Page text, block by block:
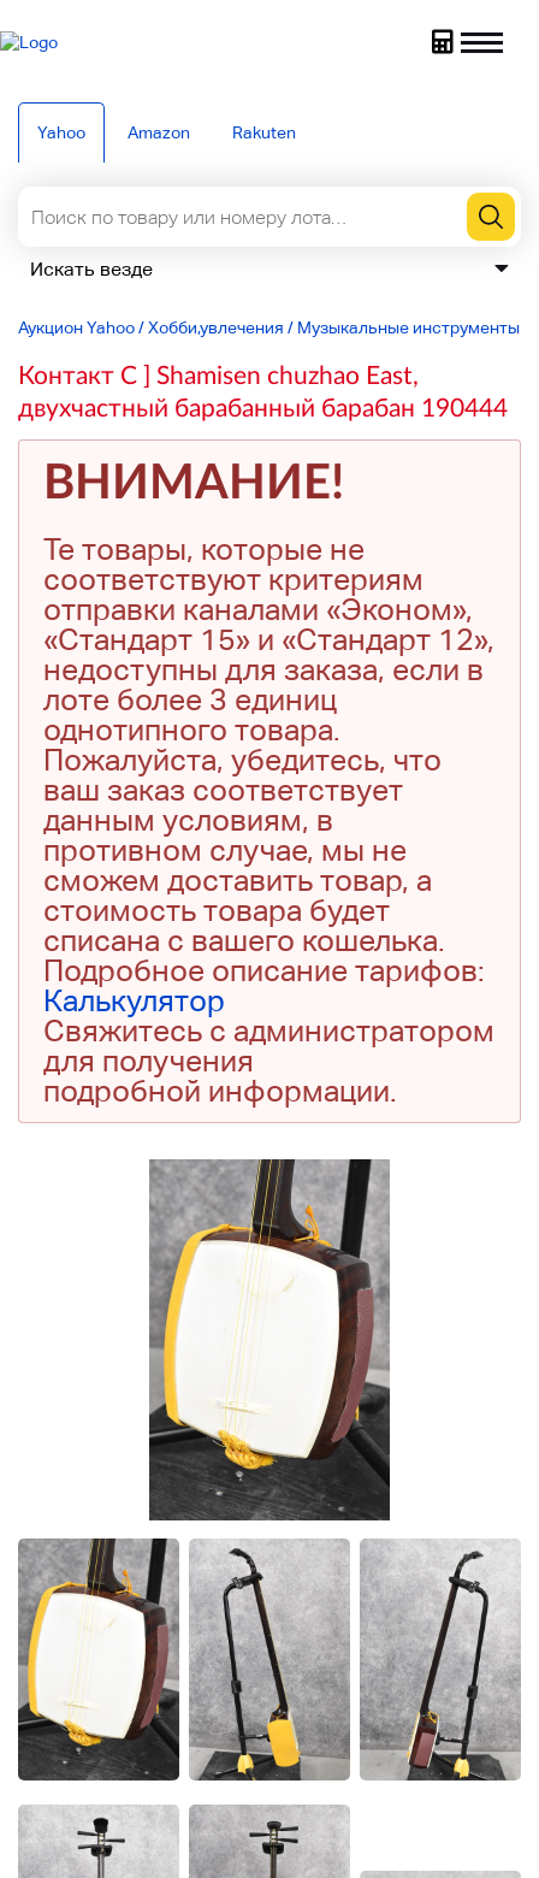
Yahoo Amazon Rakuten
Аукцион Yahoo/Хобби,увлечения / Музыкальные инструменты
Контакт C ] Shamisen chuzhao East,
двухчастный барабанный барабан 190444
ВНИМАНИЕ!
Те товары, которые не
соответствуют критериям
отправки каналами «Эконом»,
«Стандарт 15» и «Стандарт 12»,
недоступны для заказа, если в
лоте более 3 единиц
однотипного товара.
Пожалуйста, убедитесь, что
ваш заказ соответствует
данным условиям, в
противном случае, мы не
сможем доставить товар, а
стоимость товара будет
списана с вашего кошелька.
Подробное описание тарифов:
Калькулятор
Свяжитесь с администратором
для получения
подробной информации.